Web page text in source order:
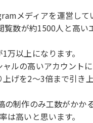
メディアを運営して
数が約1500人と高い
以上になります。
ルの高いアカウントに
げを2～3倍まで引き
の制作のみ工数がかか
高いと思います。